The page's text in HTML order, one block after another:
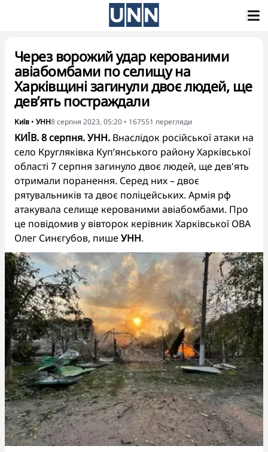
Через ворожий удар керованими
авіабомбами по селищу на
Харківщині загинули двоє людей, ще
дев’ять постраждали
Київ • УНН8 серпня 2023, 05:20 • 167551 перегляди
КИЇВ. 8 серпня. УНН. Внаслідок російської атаки на
село Кругляківка Куп’янського району Харківської
області 7 серпня загинуло двоє людей, ще дев'ять
отримали поранення. Серед них – двоє
рятувальників та двоє поліцейських. Армія рф
атакувала селище керованими авіабомбами. Про
це повідомив у вівторок керівник Харківської ОВА
Олег Синєгубов, пише УНН.